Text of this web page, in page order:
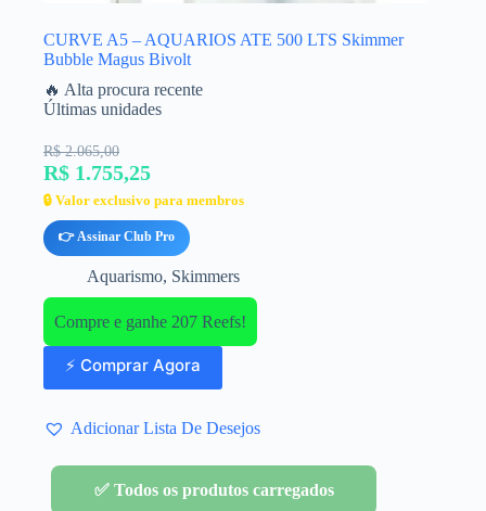
CURVE A5 – AQUARIOS ATE 500 LTS Skimmer
Bubble Magus Bivolt
🔥 Alta procura recente
Últimas unidades
R$ 2.065,00
R$ 1.755,25
🔒 Valor exclusivo para membros
👉 Assinar Club Pro
Aquarismo, Skimmers
Compre e ganhe 207 Reefs!
⚡ Comprar Agora
Adicionar Lista De Desejos
✅ Todos os produtos carregados